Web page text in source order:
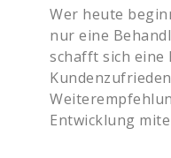
Wer heute
nur eine
schafft sich eine
Entwicklung